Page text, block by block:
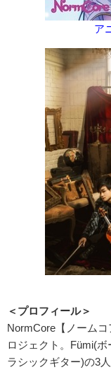
ア
＜プロフィール＞
NormCore【ノーム
ロジェクト。Fümi(
ラシックギター)の3